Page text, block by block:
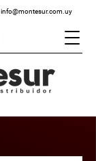
info@montesur.com.uy